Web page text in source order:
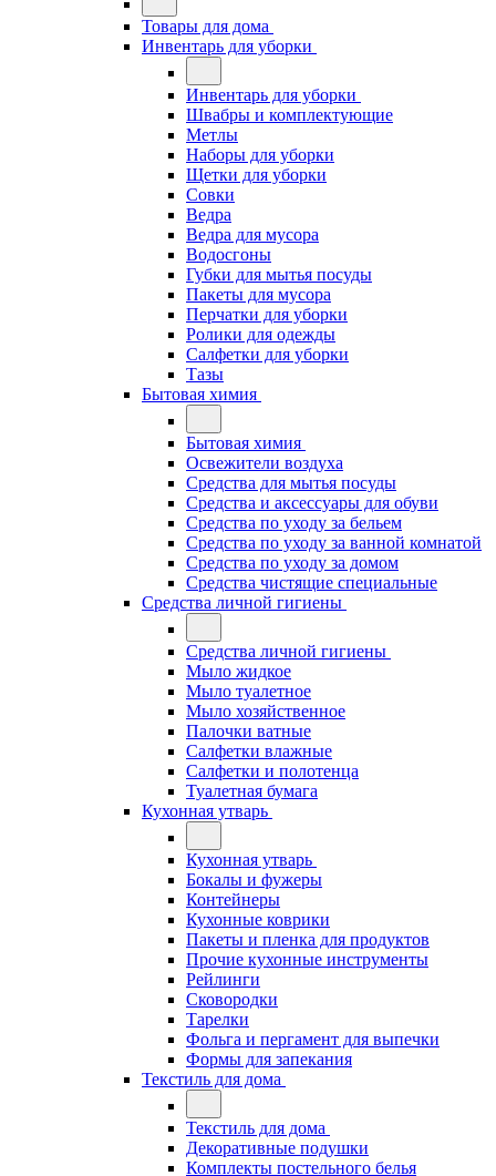
Товары для дома
Инвентарь для уборки
Инвентарь для уборки
Швабры и комплектующие
Метлы
Наборы для уборки
Щетки для уборки
Совки
Ведра
Ведра для мусора
Водосгоны
Губки для мытья посуды
Пакеты для мусора
Перчатки для уборки
Ролики для одежды
Салфетки для уборки
Тазы
Бытовая химия
Бытовая химия
Освежители воздуха
Средства для мытья посуды
Средства и аксессуары для обуви
Средства по уходу за бельем
Средства по уходу за ванной комнатой
Средства по уходу за домом
Средства чистящие специальные
Средства личной гигиены
Средства личной гигиены
Мыло жидкое
Мыло туалетное
Мыло хозяйственное
Палочки ватные
Салфетки влажные
Салфетки и полотенца
Туалетная бумага
Кухонная утварь
Кухонная утварь
Бокалы и фужеры
Контейнеры
Кухонные коврики
Пакеты и пленка для продуктов
Прочие кухонные инструменты
Рейлинги
Сковородки
Тарелки
Фольга и пергамент для выпечки
Формы для запекания
Текстиль для дома
Текстиль для дома
Декоративные подушки
Комплекты постельного белья